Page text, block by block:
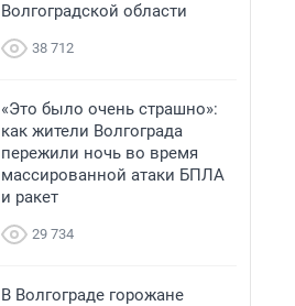
Волгоградской области
38 712
«Это было очень страшно»:
как жители Волгограда
пережили ночь во время
массированной атаки БПЛА
и ракет
29 734
В Волгограде горожане